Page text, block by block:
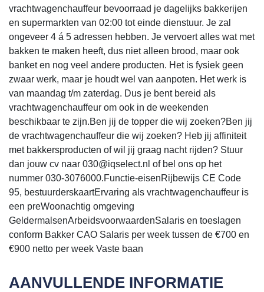
vrachtwagenchauffeur bevoorraad je dagelijks bakkerijen
en supermarkten van 02:00 tot einde dienstuur. Je zal
ongeveer 4 á 5 adressen hebben. Je vervoert alles wat met
bakken te maken heeft, dus niet alleen brood, maar ook
banket en nog veel andere producten. Het is fysiek geen
zwaar werk, maar je houdt wel van aanpoten. Het werk is
van maandag t/m zaterdag. Dus je bent bereid als
vrachtwagenchauffeur om ook in de weekenden
beschikbaar te zijn.Ben jij de topper die wij zoeken?Ben jij
de vrachtwagenchauffeur die wij zoeken? Heb jij affiniteit
met bakkersproducten of wil jij graag nacht rijden? Stuur
dan jouw cv naar 030@iqselect.nl of bel ons op het
nummer 030-3076000.Functie-eisenRijbewijs CE Code
95, bestuurderskaartErvaring als vrachtwagenchauffeur is
een preWoonachtig omgeving
GeldermalsenArbeidsvoorwaardenSalaris en toeslagen
conform Bakker CAO Salaris per week tussen de €700 en
€900 netto per week Vaste baan
AANVULLENDE INFORMATIE